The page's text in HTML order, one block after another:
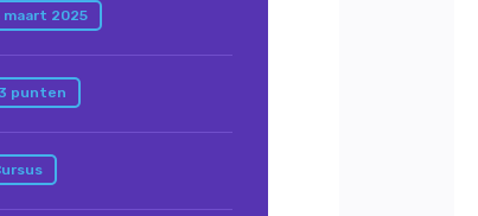
maart 2025
punten